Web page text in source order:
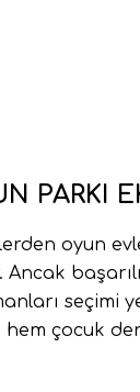
PARKI
oyun
seçimi
çocuk